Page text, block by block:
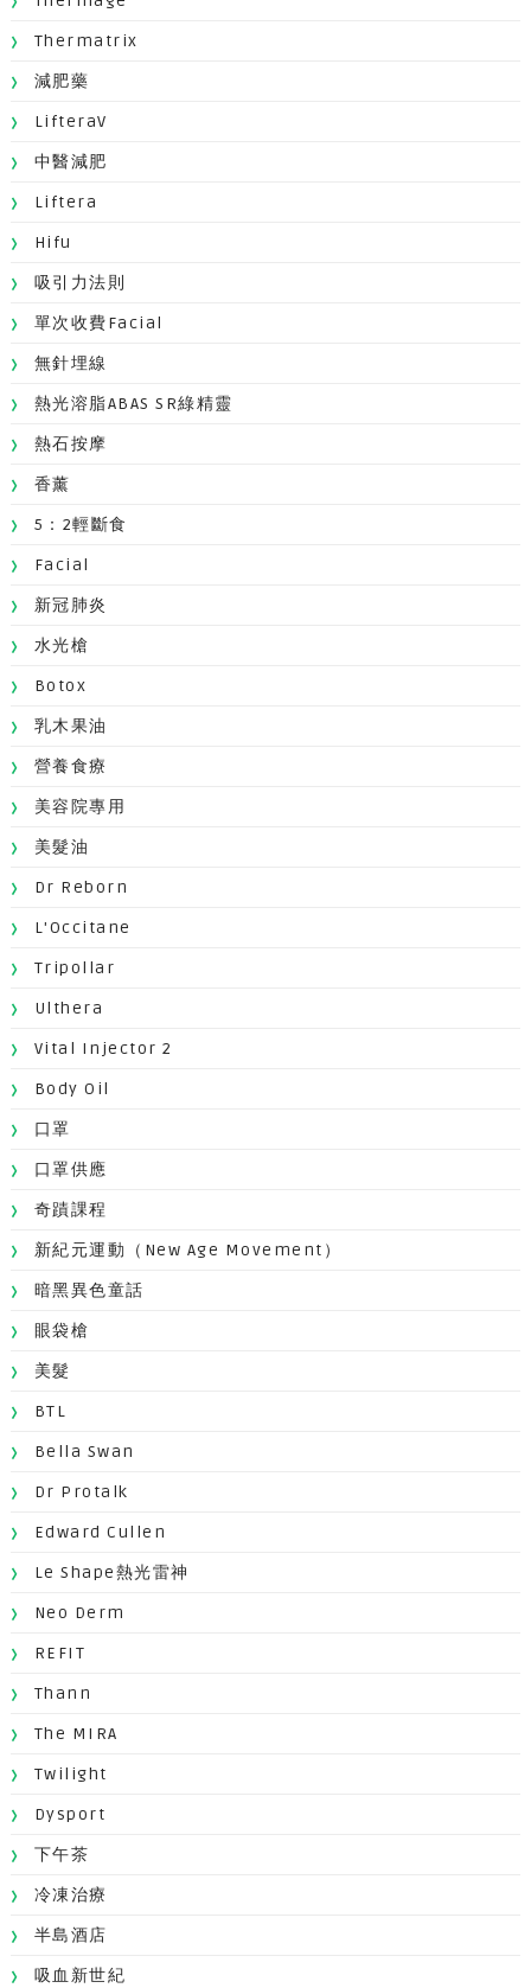
Thermatrix
減肥藥
LifteraV
中醫減肥
Liftera
Hifu
吸引力法則
單次收費facial
無針埋線
熱光溶脂ABAS SR綠精靈
熱石按摩
香薰
5：2輕斷食
Facial
新冠肺炎
水光槍
Botox
乳木果油
營養食療
美容院專用
美髮油
Dr Reborn
L'Occitane
Tripollar
Ulthera
Vital Injector 2
Body Oil
口罩
口罩供應
奇蹟課程
新紀元運動（New Age Movement）
暗黑異色童話
眼袋槍
美髮
BTL
Bella Swan
Dr Protalk
Edward Cullen
Le Shape熱光雷神
Neo Derm
REFIT
Thann
The MIRA
Twilight
Dysport
下午茶
冷凍治療
半島酒店
吸血新世紀